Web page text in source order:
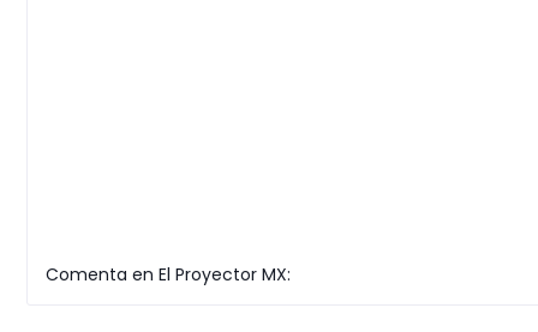
Comenta en El Proyector MX: